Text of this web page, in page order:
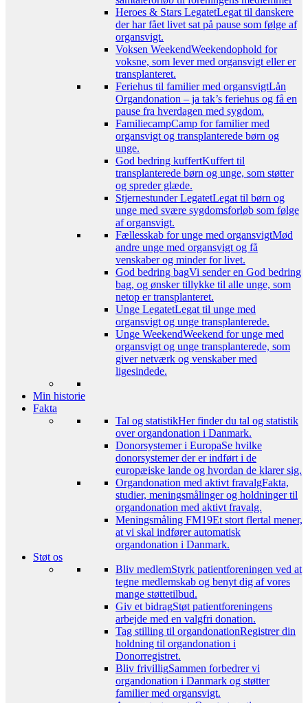
Heroes & Stars LegatetLegat til danskere
der har fået livet sat på pause som følge af
organsvigt.
Voksen WeekendWeekendophold for
voksne, som lever med organsvigt eller er
transplanteret.
Feriehus til familier med organsvigtLån
Organdonation – ja tak’s feriehus og få en
pause fra hverdagen med sygdom.
FamiliecampCamp for familier med
organsvigt og transplanterede børn og
unge.
God bedring kuffertKuffert til
transplanterede børn og unge, som støtter
og spreder glæde.
Stjernestunder LegatetLegat til børn og
unge med svære sygdomsforløb som følge
af organsvigt.
Fællesskab for unge med organsvigtMød
andre unge med organsvigt og få
venskaber og minder for livet.
God bedring bagVi sender en God bedring
bag, og ønsker tillykke til alle unge, som
netop er transplanteret.
Unge LegatetLegat til unge med
organsvigt og unge transplanterede.
Unge WeekendWeekend for unge med
organsvigt og unge transplanterede, som
giver netværk og venskaber med
ligesindede.
Min historie
Fakta
Tal og statistikHer finder du tal og statistik
over organdonation i Danmark.
Donorsystemer i EuropaSe hvilke
donorsystemer der er indført i de
europæiske lande og hvordan de klarer sig.
Organdonation med aktivt fravalgFakta,
studier, meningsmålinger og holdninger til
organdonation med aktivt fravalg.
Meningsmåling FM19Et stort flertal mener,
at vi skal indfører automatisk
organdonation i Danmark.
Støt os
Bliv medlemStyrk patientforeningen ved at
tegne medlemskab og benyt dig af vores
mange støttetilbud.
Giv et bidragStøt patientforeningens
arbejde med en valgfri donation.
Tag stilling til organdonationRegistrer din
holdning til organdonation i
Donorregistret.
Bliv frivilligSammen forbedrer vi
organdonation i Danmark og støtter
familier med organsvigt.